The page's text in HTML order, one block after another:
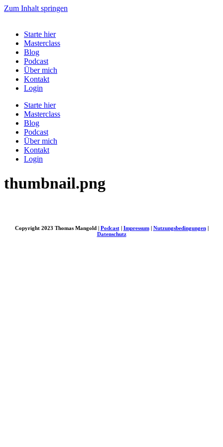
Zum Inhalt springen
Starte hier
Masterclass
Blog
Podcast
Über mich
Kontakt
Login
Starte hier
Masterclass
Blog
Podcast
Über mich
Kontakt
Login
thumbnail.png
Copyright 2023 Thomas Mangold | Podcast| Impressum| Nutzungsbedingungen|
Datenschutz